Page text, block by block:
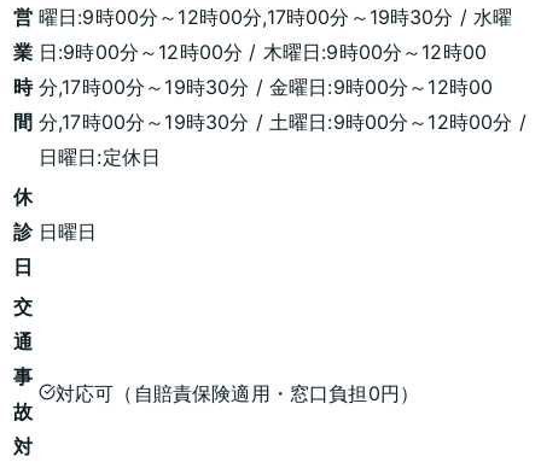
営
業
時
間
曜日:9時00分～12時00分,17時00分～19時30分 / 水曜
日:9時00分～12時00分 / 木曜日:9時00分～12時00
分,17時00分～19時30分 / 金曜日:9時00分～12時00
分,17時00分～19時30分 / 土曜日:9時00分～12時00分 /
日曜日:定休日
休
診
日
日曜日
交
通
事
故
対
対応可（自賠責保険適用・窓口負担0円）